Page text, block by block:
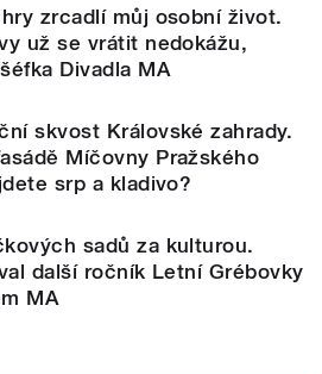
zrcadlí můj osobní život.
už se vrátit nedokážu,
Divadla MA
skvost Královské zahrady.
Míčovny Pražského
srp a kladivo?
sadů za kulturou.
další ročník Letní Grébovky
MA